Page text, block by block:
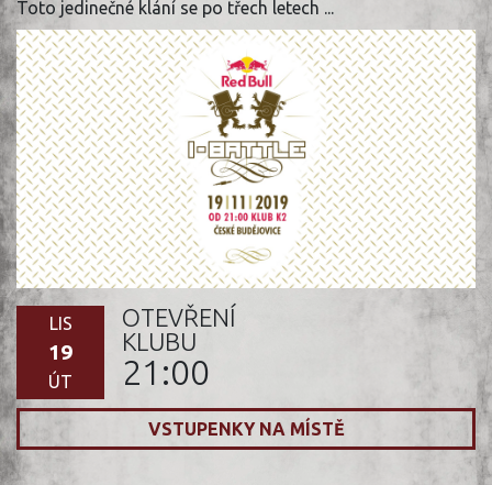
Toto jedinečné klání se po třech letech ...
LIS
19
ÚT
OTEVŘENÍ
KLUBU
21:00
VSTUPENKY NA MÍSTĚ